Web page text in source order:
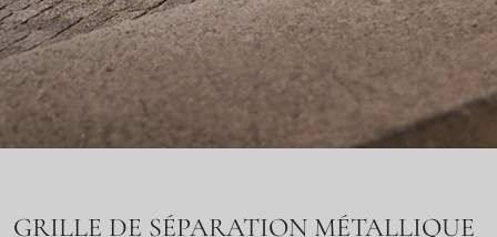
GRILLE DE SÉPARATION MÉTALLIQUE